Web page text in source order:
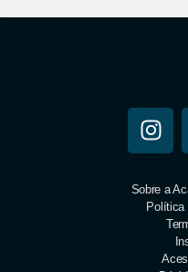
Sobre a
Política